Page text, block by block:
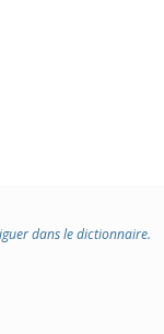
dans le dictionnaire.